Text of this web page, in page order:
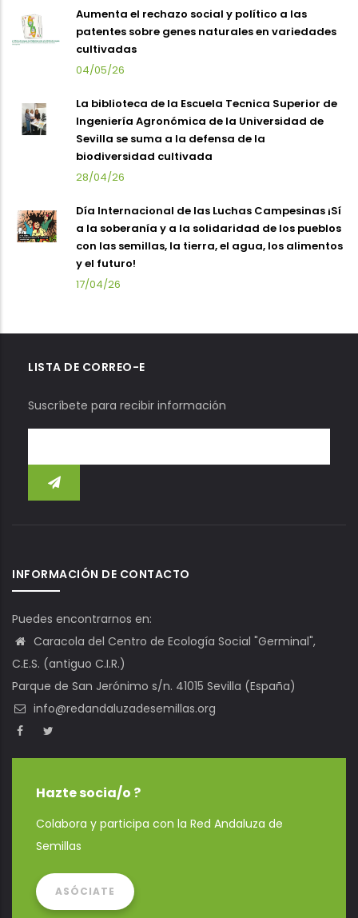
Aumenta el rechazo social y político a las
patentes sobre genes naturales en variedades
cultivadas
04/05/26
La biblioteca de la Escuela Tecnica Superior de
Ingeniería Agronómica de la Universidad de
Sevilla se suma a la defensa de la
biodiversidad cultivada
28/04/26
Día Internacional de las Luchas Campesinas ¡Sí
a la soberanía y a la solidaridad de los pueblos
con las semillas, la tierra, el agua, los alimentos
y el futuro!
17/04/26
LISTA DE CORREO-E
Suscríbete para recibir información
INFORMACIÓN DE CONTACTO
Puedes encontrarnos en:
Caracola del Centro de Ecología Social "Germinal",
C.E.S. (antiguo C.I.R.)
Parque de San Jerónimo s/n. 41015 Sevilla (España)
info@redandaluzadesemillas.org
Hazte socia/o ?
Colabora y participa con la Red Andaluza de
Semillas
ASÓCIATE